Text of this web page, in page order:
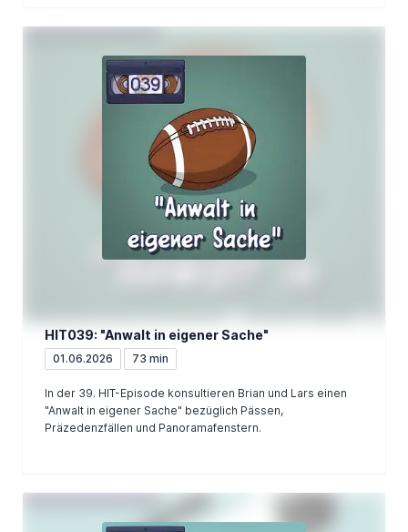
HIT039: "Anwalt in eigener Sache"
01.06.2026 73 min
In der 39. HIT-Episode konsultieren Brian und Lars einen
"Anwalt in eigener Sache" bezüglich Pässen,
Präzedenzfällen und Panoramafenstern.